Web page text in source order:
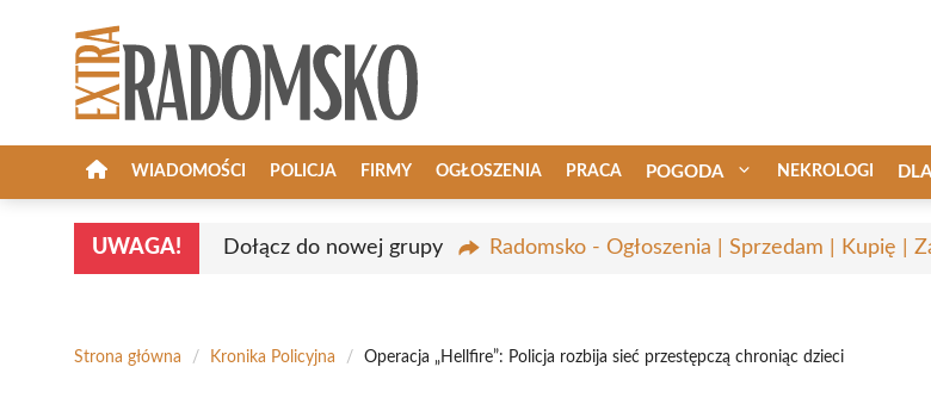
WIADOMOŚCI POLICJA FIRMY OGŁOSZENIA PRACA POGODA NEKROLOGI
UWAGA! Dołącz do nowej grupy Radomsko - Ogłoszenia | Sprzedam | Kupię |
Strona główna / Kronika Policyjna / Operacja „Hellfire”: Policja rozbija sieć przestępczą chroniąc dzieci